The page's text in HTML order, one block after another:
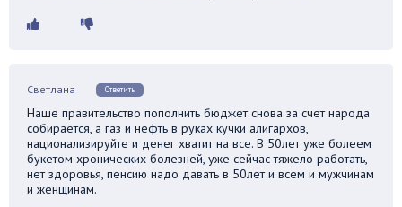
Светлана Ответить
Наше правительство пополнить бюджет снова за счет народа
собирается, а газ и нефть в руках кучки алигархов,
национализируйте и денег хватит на все. В 50лет уже болеем
букетом хронических болезней, уже сейчас тяжело работать,
нет здоровья, пенсию надо давать в 50лет и всем и мужчинам
и женщинам.